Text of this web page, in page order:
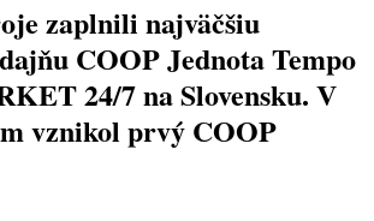
zaplnili najväčšiu
COOP Jednota Tempo
24/7 na Slovensku. V
vznikol prvý COOP